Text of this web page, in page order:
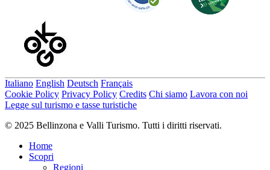
Italiano English Deutsch Français
Cookie Policy Privacy Policy Credits Chi siamo Lavora con noi
Legge sul turismo e tasse turistiche
© 2025 Bellinzona e Valli Turismo. Tutti i diritti riservati.
Home
Scopri
Regioni